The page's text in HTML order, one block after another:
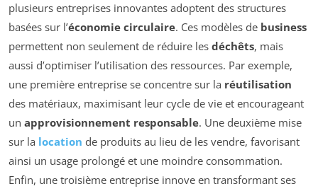
plusieurs entreprises innovantes adoptent des structures
basées sur l’économie circulaire. Ces modèles de business
permettent non seulement de réduire les déchêts, mais
aussi d’optimiser l’utilisation des ressources. Par exemple,
une première entreprise se concentre sur la réutilisation
des matériaux, maximisant leur cycle de vie et encourageant
un approvisionnement responsable. Une deuxième mise
sur la location de produits au lieu de les vendre, favorisant
ainsi un usage prolongé et une moindre consommation.
Enfin, une troisième entreprise innove en transformant ses